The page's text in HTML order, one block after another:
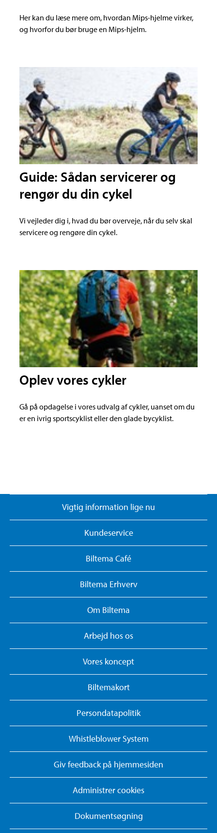
Her kan du læse mere om, hvordan Mips-hjelme virker,
og hvorfor du bør bruge en Mips-hjelm.
Guide: Sådan servicerer og
rengør du din cykel
Vi vejleder dig i, hvad du bør overveje, når du selv skal
servicere og rengøre din cykel.
Oplev vores cykler
Gå på opdagelse i vores udvalg af cykler, uanset om du
er en ivrig sportscyklist eller den glade bycyklist.
Vigtig information lige nu
Kundeservice
Biltema Café
Biltema Erhverv
Om Biltema
Arbejd hos os
Vores koncept
Biltemakort
Persondatapolitik
Whistleblower System
Giv feedback på hjemmesiden
Administrer cookies
Dokumentsøgning